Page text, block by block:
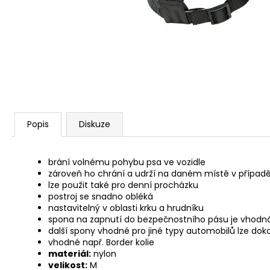
Popis Diskuze
brání volnému pohybu psa ve vozidle
zároveň ho chrání a udrží na daném místě v
lze použit také pro denní procházku
postroj se snadno obléká
nastavitelný v oblasti krku a hrudníku
spona na zapnutí do bezpečnostního pásu je
další spony vhodné pro jiné typy automobilů lze
vhodné např. Border kolie
materiál: nylon
velikost: M
JOSERA MEAT BITES MINI BEEF 70G